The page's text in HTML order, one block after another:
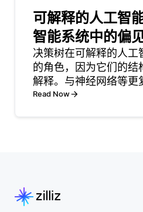
集成。这种集成
通常通过使用函
数即服务
（FaaS）提供商
进行，例如 AWS
Lambda 或
Azure
可解释的人工智
智能系统中的偏
决策树在可解释的人工
的角色，因为它们的结
解释。与神经网络等更
决策树创建了决策过程
Read Now